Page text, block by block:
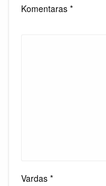
Komentaras *
Vardas *